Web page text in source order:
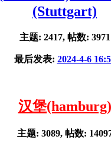
(Stuttgart)
主题: 2417, 帖数: 3971
最后发表: 2024-4-6
汉堡(hamburg)
主题: 3089, 帖数: